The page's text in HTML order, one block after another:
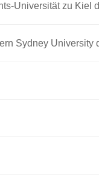
Universität zu Kiel
Sydney University